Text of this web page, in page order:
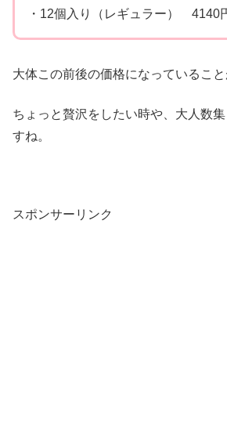
・12個入り（レギュラー） 4140
大体この前後の価格になっていること
ちょっと贅沢をしたい時や、大人数
すね。
スポンサーリンク